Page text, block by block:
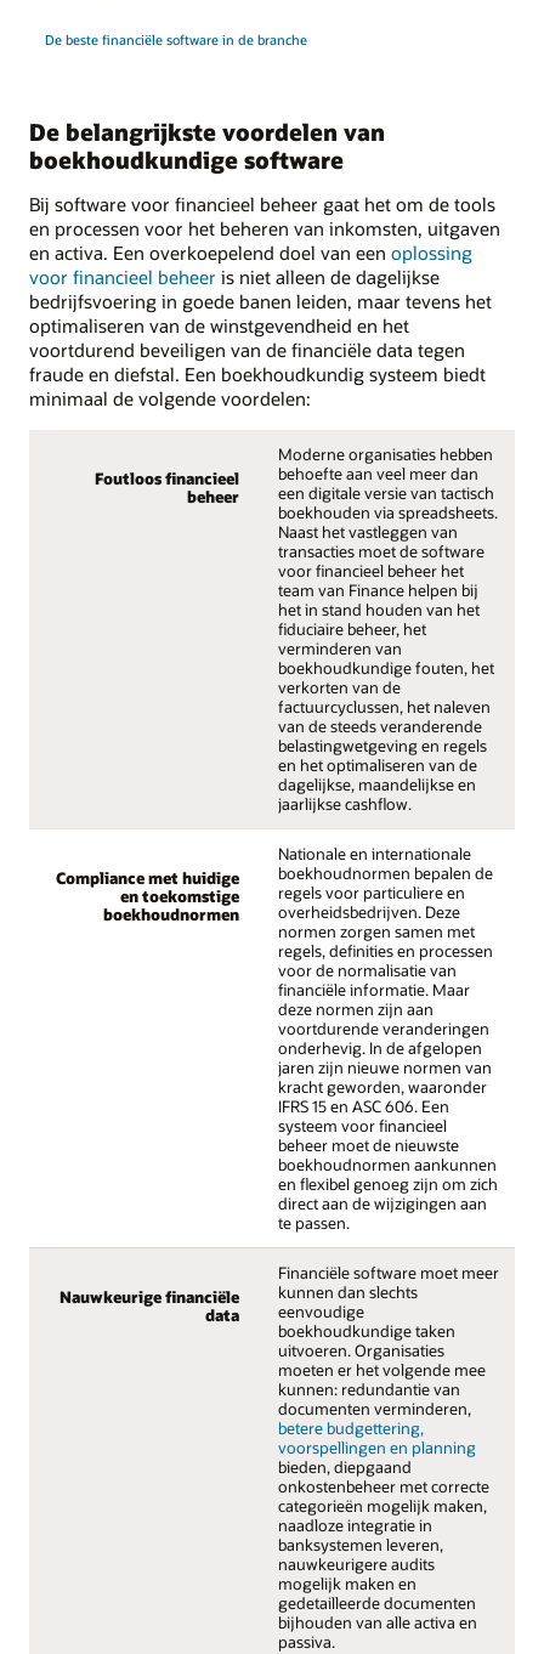
De beste financiële software in de branche
De belangrijkste voordelen van
boekhoudkundige software
Bij software voor financieel beheer gaat het om de tools
en processen voor het beheren van inkomsten, uitgaven
en activa. Een overkoepelend doel van een oplossing
voor financieel beheer is niet alleen de dagelijkse
bedrijfsvoering in goede banen leiden, maar tevens het
optimaliseren van de winstgevendheid en het
voortdurend beveiligen van de financiële data tegen
fraude en diefstal. Een boekhoudkundig systeem biedt
minimaal de volgende voordelen:
Foutloos financieel
beheer
Moderne organisaties hebben
behoefte aan veel meer dan
een digitale versie van tactisch
boekhouden via spreadsheets.
Naast het vastleggen van
transacties moet de software
voor financieel beheer het
team van Finance helpen bij
het in stand houden van het
fiduciaire beheer, het
verminderen van
boekhoudkundige fouten, het
verkorten van de
factuurcyclussen, het naleven
van de steeds veranderende
belastingwetgeving en regels
en het optimaliseren van de
dagelijkse, maandelijkse en
jaarlijkse cashflow.
Compliance met huidige
en toekomstige
boekhoudnormen
Nationale en internationale
boekhoudnormen bepalen de
regels voor particuliere en
overheidsbedrijven. Deze
normen zorgen samen met
regels, definities en processen
voor de normalisatie van
financiële informatie. Maar
deze normen zijn aan
voortdurende veranderingen
onderhevig. In de afgelopen
jaren zijn nieuwe normen van
kracht geworden, waaronder
IFRS 15 en ASC 606. Een
systeem voor financieel
beheer moet de nieuwste
boekhoudnormen aankunnen
en flexibel genoeg zijn om zich
direct aan de wijzigingen aan
te passen.
Nauwkeurige financiële
data
Financiële software moet meer
kunnen dan slechts
eenvoudige
boekhoudkundige taken
uitvoeren. Organisaties
moeten er het volgende mee
kunnen: redundantie van
documenten verminderen,
betere budgettering,
voorspellingen en planning
bieden, diepgaand
onkostenbeheer met correcte
categorieën mogelijk maken,
naadloze integratie in
banksystemen leveren,
nauwkeurigere audits
mogelijk maken en
gedetailleerde documenten
bijhouden van alle activa en
passiva.